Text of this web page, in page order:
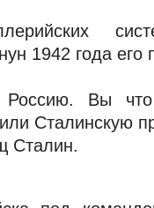
1942 года его
Вы
Сталинскую
Сталин.